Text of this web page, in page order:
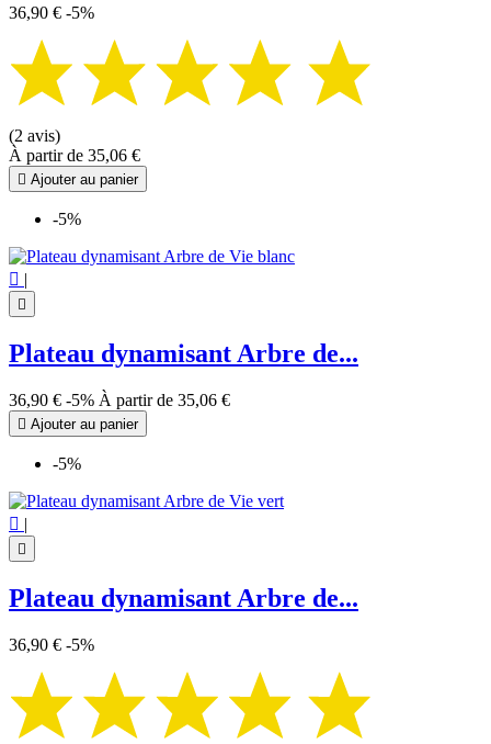
36,90 € -5%
(2 avis)
À partir de 35,06 €
 Ajouter au panier
-5%
 |

Plateau dynamisant Arbre de...
36,90 € -5% À partir de 35,06 €
 Ajouter au panier
-5%
 |

Plateau dynamisant Arbre de...
36,90 € -5%